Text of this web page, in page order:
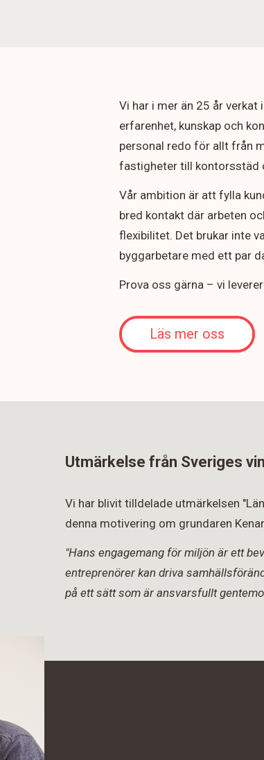
Vi har i mer än 25 år
erfarenhet, kunskap och
personal redo för allt från
fastigheter till kontorsstäd
Vår ambition är att fylla
bred kontakt där arbeten
flexibilitet. Det brukar inte
byggarbetare med ett par
Prova oss gärna – vi
Läs mer oss
Utmärkelse från Sveriges
Vi har blivit tilldelade utmärkelsen
denna motivering om grundaren
"Hans engagemang för miljön är ett
entreprenörer kan driva
på ett sätt som är ansvarsfullt